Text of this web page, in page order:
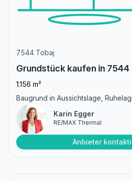
7544 Tobaj
Grundstück kaufen in 7544
1.156 m²
Baugrund in Aussichtslage,
Karin Egger
RE/MAX Thermal
Anbieter